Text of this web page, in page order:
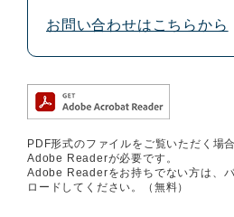
お問い合わせはこちらから
PDF形式のファイルをご覧いただく場
Adobe Readerが必要です。
Adobe Readerをお持ちでない方は、
ロードしてください。（無料）